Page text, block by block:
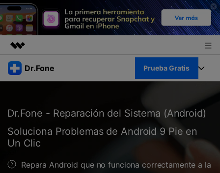
Productos destacados
Resumen
Quiénes somos
Sala de prensa
Tienda
Dr.Fone Prueba Gratis
Ver Kit Completo >
Para PC
Para Celular
Recursos
Dr.Fone - Reparación del Sistema (Android)
Soluciona Problemas de Android 9 Pie en
Un Clic
Repara Android que no funciona correctamente a la